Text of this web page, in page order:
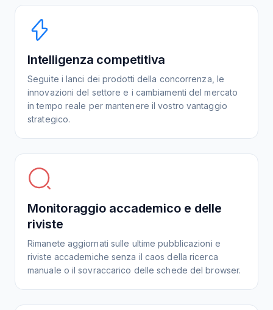
Intelligenza competitiva
Seguite i lanci dei prodotti della concorrenza, le
innovazioni del settore e i cambiamenti del mercato
in tempo reale per mantenere il vostro vantaggio
strategico.
Monitoraggio accademico e delle
riviste
Rimanete aggiornati sulle ultime pubblicazioni e
riviste accademiche senza il caos della ricerca
manuale o il sovraccarico delle schede del browser.